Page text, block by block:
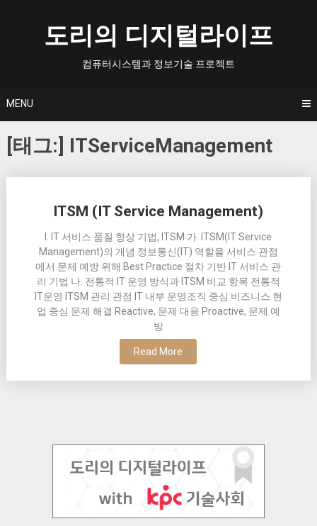
도리의 디지털라이프
컴퓨터시스템과 정보기술 프로젝트
MENU
[태그:] ITServiceManagement
ITSM (IT Service Management)
I. IT 서비스 품질 향상 기법, ITSM 가. ITSM(IT Service
Management)의 개념 정보통신(IT) 역할을 서비스 관점
에서 문제 예방 위해 Best Practice 절차 기반 IT 서비스 관
리 기법 나. 전통적 IT 운영 방식과 ITSM 비교 항목 전통적
IT운영 ITSM 관리 관점 IT 내부 운영조직 중심 비즈니스 현
업 중심 문제 해결 Reactive, 문제 대응 Proactive, 문제 예
방
Read More
navigation